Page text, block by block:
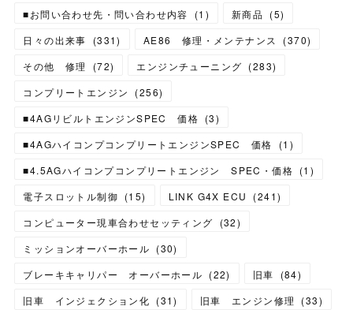
■お問い合わせ先・問い合わせ内容
(1 ) 新商品 (5)
日々の出来事
(331) AE86 修理・メンテナンス (370)
その他 修理
(72) エンジンチューニング (283)
コンプリートエンジン
(256)
■4AGリビルトエンジンSPEC 価格 (3)
■4AGハイコンプコンプリートエンジンSPEC 価格
(1 )
■4.5AGハイコンプコンプリートエンジン SPEC・価格 (1 )
電子スロットル制御 (15) LINK G4X ECU (241)
コンピューター現車合わせセッティング
(32)
ミッションオーバーホール (30)
ブレーキキャリパー オーバーホール (22) 旧車 (84)
旧車 インジェクション化 (31) 旧車 エンジン修理 (33)